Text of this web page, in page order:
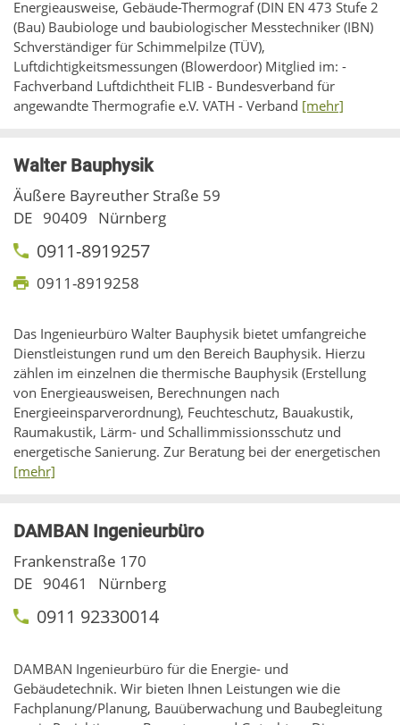
Energieausweise, Gebäude-Thermograf (DIN EN 473 Stufe 2
(Bau) Baubiologe und baubiologischer Messtechniker (IBN)
Schverständiger für Schimmelpilze (TÜV),
Luftdichtigkeitsmessungen (Blowerdoor) Mitglied im: -
Fachverband Luftdichtheit FLIB - Bundesverband für
angewandte Thermografie e.V. VATH - Verband [mehr]
Walter Bauphysik
Äußere Bayreuther Straße 59
DE 90409 Nürnberg
0911-8919257
0911-8919258
Das Ingenieurbüro Walter Bauphysik bietet umfangreiche
Dienstleistungen rund um den Bereich Bauphysik. Hierzu
zählen im einzelnen die thermische Bauphysik (Erstellung
von Energieausweisen, Berechnungen nach
Energieeinsparverordnung), Feuchteschutz, Bauakustik,
Raumakustik, Lärm- und Schallimmissionsschutz und
energetische Sanierung. Zur Beratung bei der energetischen
[mehr]
DAMBAN Ingenieurbüro
Frankenstraße 170
DE 90461 Nürnberg
0911 92330014
DAMBAN Ingenieurbüro für die Energie- und
Gebäudetechnik. Wir bieten Ihnen Leistungen wie die
Fachplanung/Planung, Bauüberwachung und Baubegleitung